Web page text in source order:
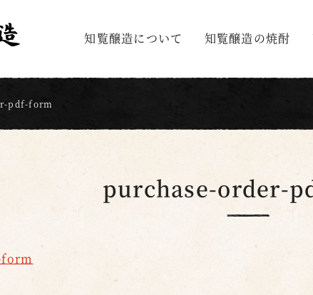
知覧醸造について 知覧醸造の焼酎
pdf-form
purchase-order-